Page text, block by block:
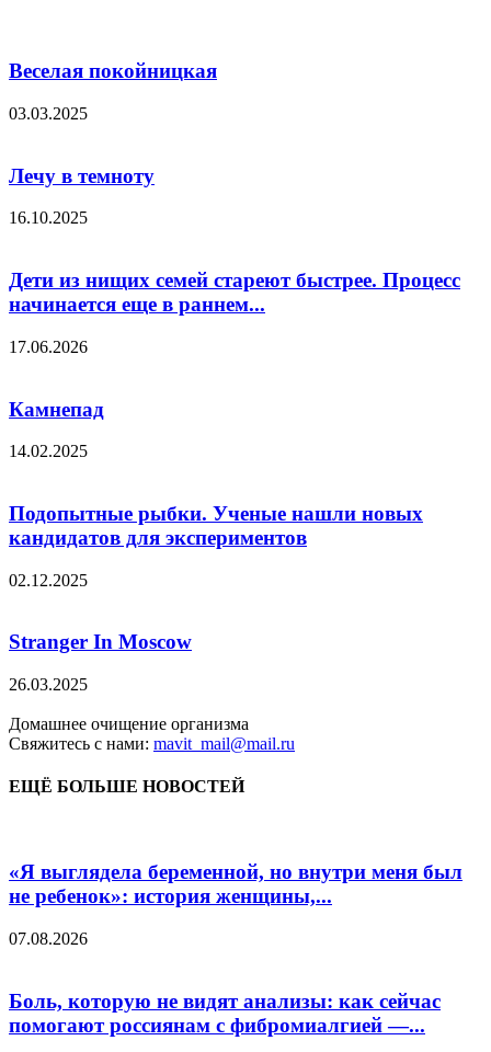
Веселая покойницкая
03.03.2025
Лечу в темноту
16.10.2025
Дети из нищих семей стареют быстрее. Процесс
начинается еще в раннем...
17.06.2026
Камнепад
14.02.2025
Подопытные рыбки. Ученые нашли новых
кандидатов для экспериментов
02.12.2025
Stranger In Moscow
26.03.2025
Домашнее очищение организма
Свяжитесь с нами: mavit_mail@mail.ru
ЕЩЁ БОЛЬШЕ НОВОСТЕЙ
«Я выглядела беременной, но внутри меня был
не ребенок»: история женщины,...
07.08.2026
Боль, которую не видят анализы: как сейчас
помогают россиянам с фибромиалгией —...